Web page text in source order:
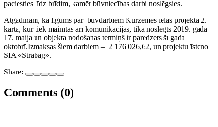
paciesties līdz brīdim, kamēr būvniecības darbi noslēgsies.
Atgādinām, ka līgums par būvdarbiem Kurzemes ielas projekta 2.
kārtā, kur tiek mainītas arī komunikācijas, tika noslēgts 2019. gadā
17. maijā un objekta nodošanas termiņš ir paredzēts šī gada
oktobrī.Izmaksas šiem darbiem – 2 176 026,62, un projektu īsteno
SIA «Strabag».
Share:
Comments (0)